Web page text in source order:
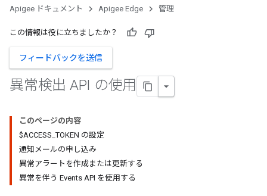
Apigee ドキュメント Apigee Edge 管理
この情報は役に立ちましたか？
フィードバックを送信
異常検出 API の使用
このページの内容
$ACCESS_TOKEN の設定
通知メールの申し込み
異常アラートを作成または更新する
異常を伴う Events API を使用する